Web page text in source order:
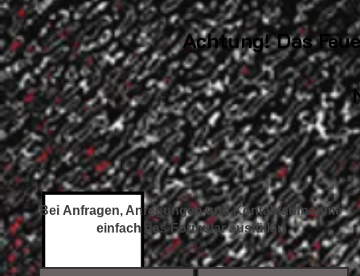
Achtung! Das
Bei Anfragen, Anregungen und Kontaktaufnahme
einfach das Formular ausfüllen